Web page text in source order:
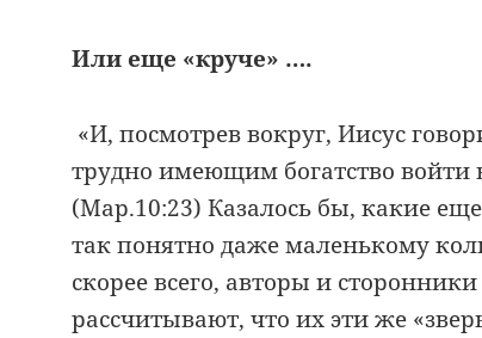
Или еще «круче» ….
«И, посмотрев вокруг, Иисус
трудно имеющим богатство войти
(Мар.10:23) Казалось бы, какие
так понятно даже маленькому
скорее всего, авторы и
рассчитывают, что их эти же